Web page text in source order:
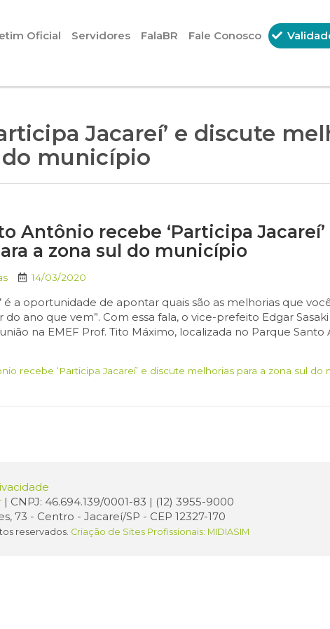
Oficial Servidores FalaBR Fale Conosco
Jacareí’ e discute
do município
Antônio recebe ‘Participa
a zona sul do município
14/03/2020
é a oportunidade de apontar quais são as melhorias que
do ano que vem”. Com essa fala, o vice-prefeito Edgar
na EMEF Prof. Tito Máximo, localizada no Parque Santo
recebe ‘Participa Jacareí’ e discute melhorias para a zona sul do
| CNPJ: 46.694.139/0001-83 | (12) 3955-9000
73 - Centro - Jacareí/SP - CEP 12327-170
reservados. Criação de Sites Profissionais: MIDIASIM